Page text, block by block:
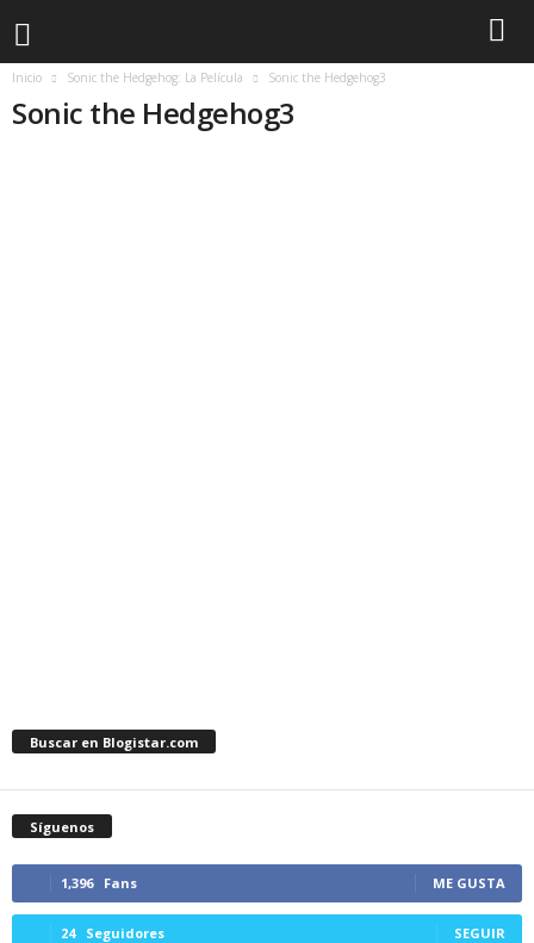
Inicio Sonic the Hedgehog: La Película Sonic the Hedgehog3
Sonic the Hedgehog3
Buscar en Blogistar.com
Síguenos
1,396 Fans ME GUSTA
24 Seguidores SEGUIR